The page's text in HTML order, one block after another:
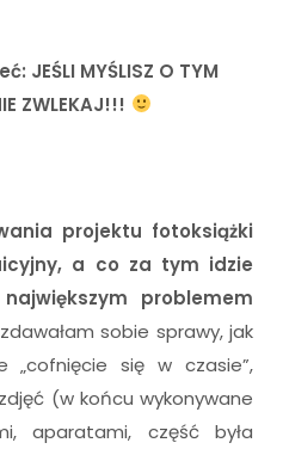
JEŚLI MYŚLISZ O TYM
ZWLEKAJ!!!
projektu fotoksiążki
a co za tym idzie
problemem
sobie sprawy, jak
„cofnięcie się w czasie”,
(w końcu wykonywane
aparatami, część była